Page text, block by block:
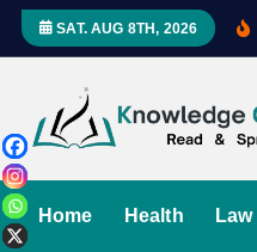
t
o
c
o
SAT. AUG 8TH, 2026
Read & Spread
Home Health Law